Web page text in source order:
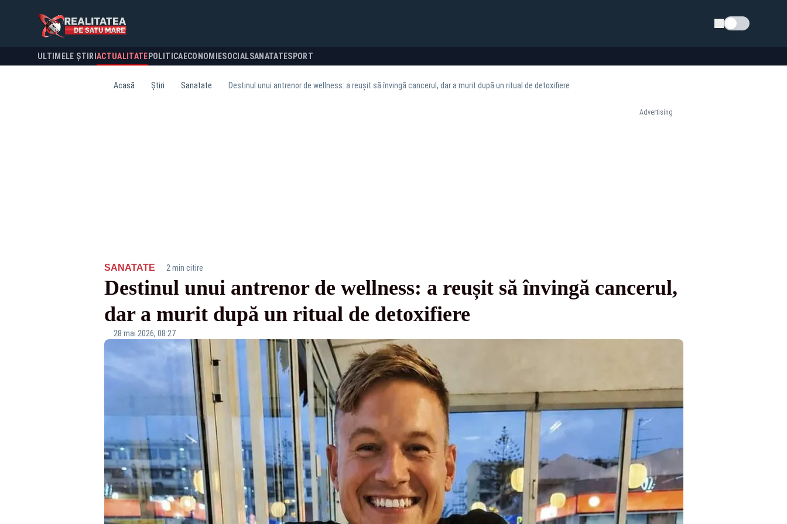
Schimba tema
ULTIMELE ȘTIRI ACTUALITATE POLITICA ECONOMIESOCIALSANATATESPORT
Acasă Știri Sanatate Destinul unui antrenor de wellness: a reușit să învingă cancerul, dar a murit după un ritual de detoxifiere
Advertising
SANATATE· 2 min citire
Destinul unui antrenor de wellness: a reușit să învingă cancerul,
dar a murit după un ritual de detoxifiere
28 mai 2026, 08:27